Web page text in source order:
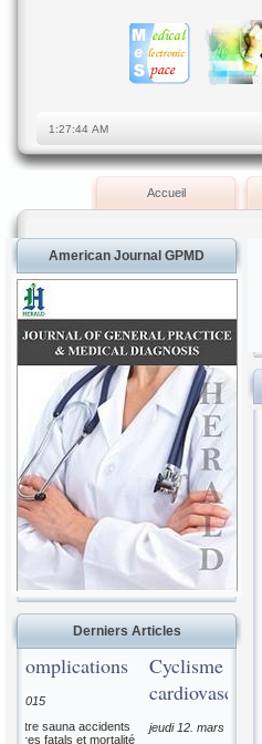
Accueil
American Journal GPMD
Derniers Articles
Cyclisme - Bénéfices
cardiovascu...
jeudi 12. mars 2015